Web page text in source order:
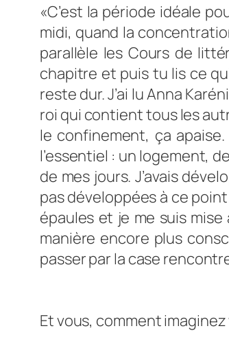
«C’est la période idéale
midi, quand la
parallèle les Cours de
chapitre et puis tu lis ce
reste dur. J’ai luAnna
roi qui contient tous les
le confinement, ça
l’essentiel : un logement,
de mes jours. J’avais
pas développées à ce
épaules et je me suis
manière encore plus
passer par la case
Et vous, comment